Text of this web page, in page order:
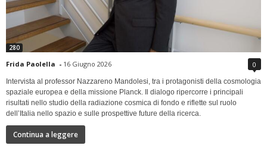
280
Frida Paolella - 16 Giugno 2026 0
Intervista al professor Nazzareno Mandolesi, tra i protagonisti della cosmologia
spaziale europea e della missione Planck. Il dialogo ripercorre i principali
risultati nello studio della radiazione cosmica di fondo e riflette sul ruolo
dell’Italia nello spazio e sulle prospettive future della ricerca.
Continua a leggere